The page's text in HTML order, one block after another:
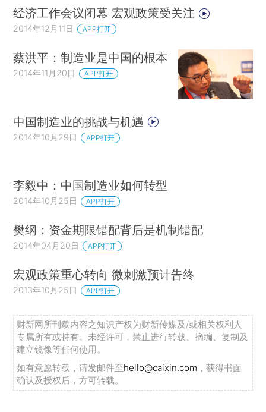
经济工作会议闭幕 宏观政策受关注
2014年12月11日 APP打开
蔡洪平：制造业是中国的根本
2014年11月20日 APP打开
中国制造业的挑战与机遇
2014年10月29日 APP打开
李毅中：中国制造业如何转型
2014年10月25日 APP打开
樊纲：资金期限错配背后是机制错配
2014年04月20日 APP打开
宏观政策重心转向 微刺激预计告终
2013年10月25日 APP打开
财新网所刊载内容之知识产权为财新传媒及/或相关权利人
专属所有或持有。未经许可，禁止进行转载、摘编、复制及
建立镜像等任何使用。
如有意愿转载，请发邮件至hello@caixin.com ，获得书面
确认及授权后，方可转载。